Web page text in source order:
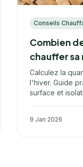
Conseils
Combien
chauffer sa
Calculez la
l'hiver. Guide
surface et
9 Jan 2026